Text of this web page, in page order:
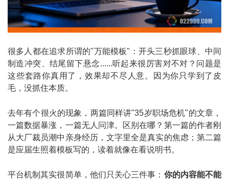
很多人都在追求所谓的"万能模板"：开头三秒抓眼球、中间
制造冲突、结尾留下悬念......听起来很厉害对不对？问题是
这些套路你真用了，效果却不尽人意。因为你只学到了皮
毛，没抓住本质。
去年有个很火的现象，两篇同样讲"35岁职场危机"的文章，
一篇数据暴涨，一篇无人问津。区别在哪？第一篇的作者刚
从大厂裁员潮中亲身经历，文字里全是真实的焦虑；第二篇
是应届生照着模板写的，读着就像在看说明书。
平台机制其实很简单，他们只关心三件事： 你的内容能不能